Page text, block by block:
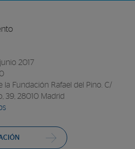
2017
la Fundación Rafael del Pino. C/
39, 28010 Madrid